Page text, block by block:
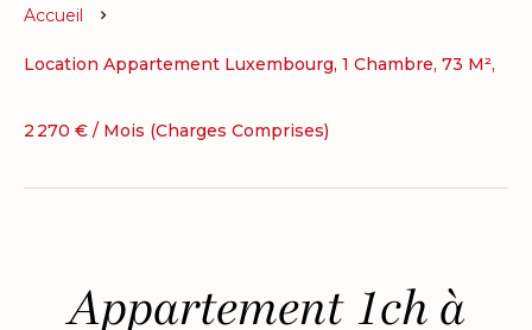
Accueil
Location Appartement Luxembourg, 1 Chambre, 73 M²,
2 270 € / Mois (Charges Comprises)
Appartement 1ch à